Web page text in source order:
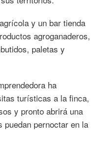
y un bar tienda
agroganaderos,
paletas y
ha
turísticas a la finca,
y pronto abrirá una
pernoctar en la